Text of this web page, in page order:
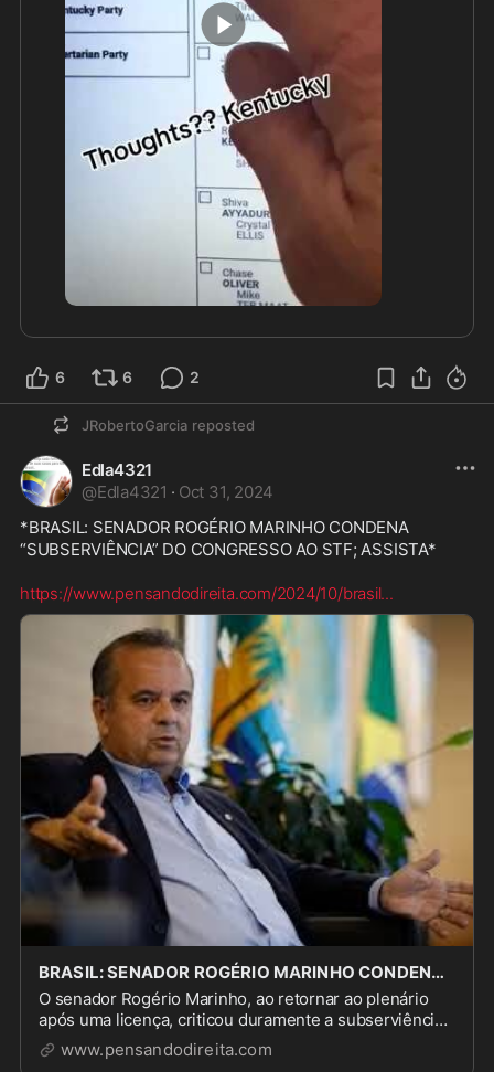
6 6 2
JRobertoGarcia reposted
Edla4321
@Edla4321 · Oct 31, 2024
*BRASIL: SENADOR ROGÉRIO MARINHO CONDENA
“SUBSERVIÊNCIA” DO CONGRESSO AO STF; ASSISTA*
https://www.pensandodireita.com/2024/10/brasil...
BRASIL: SENADOR ROGÉRIO MARINHO CONDENA “SUBSERVIÊNCIA” DO CONGRESSO AO STF
O senador Rogério Marinho, ao retornar ao plenário
após uma licença, criticou duramente a subserviência
do Congresso Nacional em relação...
www.pensandodireita.com